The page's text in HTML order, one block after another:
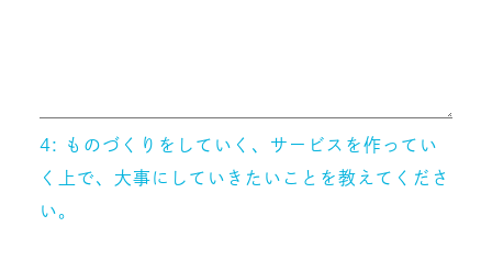
4: ものづくりをしていく、サービスを作ってい
く上で、大事にしていきたいことを教えてくださ
い。